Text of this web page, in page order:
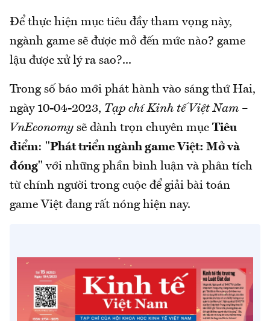
Để thực hiện mục tiêu đầy tham vọng này,
ngành game sẽ được mở đến mức nào? game
lậu được xử lý ra sao?...
Trong số báo mới phát hành vào sáng thứ Hai,
ngày 10-04-2023, Tạp chí Kinh tế Việt Nam –
VnEconomy sẽ dành trọn chuyên mục Tiêu
điểm: "Phát triển ngành game Việt: Mở và
đóng" với những phần bình luận và phân tích
từ chính người trong cuộc để giải bài toán
game Việt đang rất nóng hiện nay.